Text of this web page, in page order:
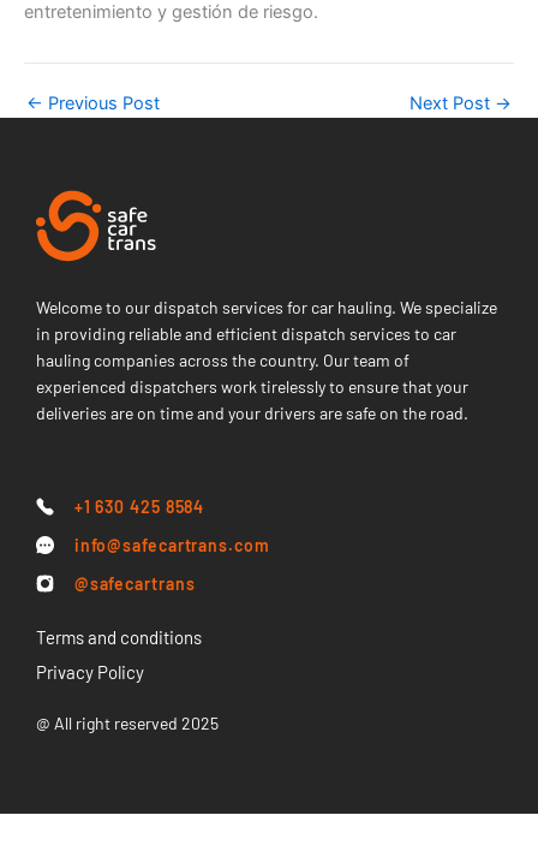
entretenimiento y gestión de riesgo.
← Previous Post Next Post →
Welcome to our dispatch services for car hauling. We specialize
in providing reliable and efficient dispatch services to car
hauling companies across the country. Our team of
experienced dispatchers work tirelessly to ensure that your
deliveries are on time and your drivers are safe on the road.
+1 630 425 8584
info@safecartrans.com
@safecartrans
Terms and conditions
Privacy Policy
@ All right reserved 2025